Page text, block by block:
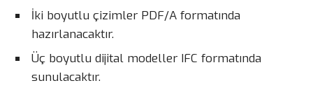
İki boyutlu çizimler PDF/A formatında
hazırlanacaktır.
Üç boyutlu dijital modeller IFC formatında
sunulacaktır.